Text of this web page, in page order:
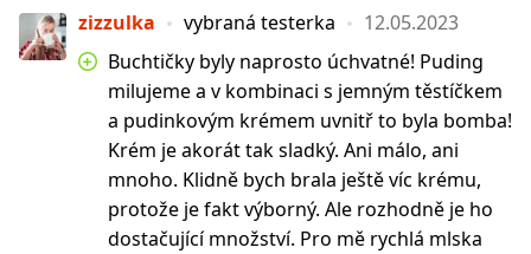
zizzulka vybraná testerka
12.05.2023
Buchtičky byly naprosto úchvatné! Puding
milujeme a v kombinaci s jemným těstíčkem
a pudinkovým krémem uvnitř to byla bomba!
Krém je akorát tak sladký. Ani málo, ani
mnoho. Klidně bych brala ještě víc krému,
protože je fakt výborný. Ale rozhodně je ho
dostačující množství. Pro mě rychlá mlska